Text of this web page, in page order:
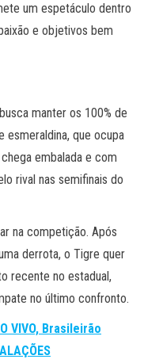
um espetáculo dentro
e objetivos bem
manter os 100% de
esmeraldina, que ocupa
embalada e com
rival nas semifinais do
na competição. Após
derrota, o Tigre quer
recente no estadual,
no último confronto.
VIVO, Brasileirão